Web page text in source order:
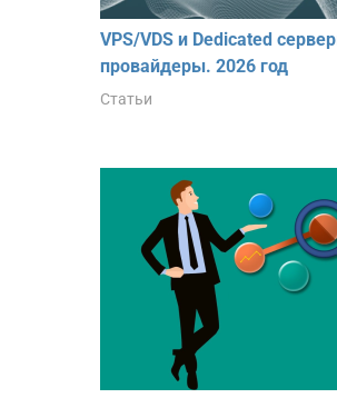
VPS/VDS и Dedicated
провайдеры. 2026 год
Статьи